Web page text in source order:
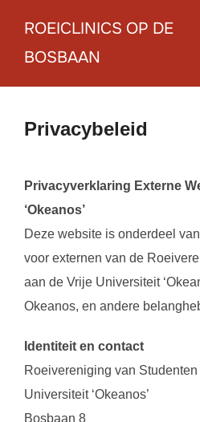
ROEICLINICS OP DE
BOSBAAN
Privacybeleid
Privacyverklaring Externe
‘Okeanos’
Deze website is onderdeel
voor externen van de
aan de Vrije Universiteit
Okeanos, en andere
Identiteit en contact
Roeivereniging van
Universiteit ‘Okeanos’
Bosbaan 8